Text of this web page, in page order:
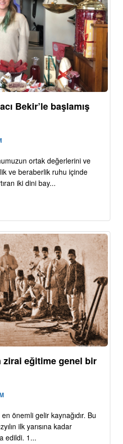
Bekir’le başlamış
ortak değerlerini ve
ve beraberlik ruhu içinde
iki dini bay...
zirai eğitime genel bir
önemli gelir kaynağıdır. Bu
ilk yarısına kadar
edildi. 1...